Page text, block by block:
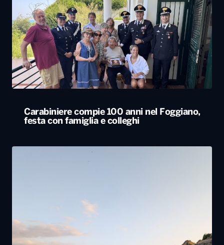
Carabiniere compie 100 anni nel Foggiano,
festa con famiglia e colleghi